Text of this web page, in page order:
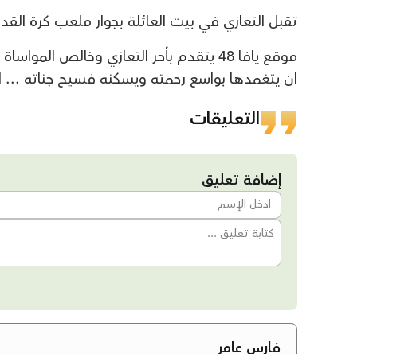
تقبل التعازي في بيت العائلة بجوار ملعب كرة
موقع يافا 48 يتقدم بأحر التعازي وخالص
ان يتغمدها بواسع رحمته ويسكنه فسيح جناته ...
التعليقات
إضافة تعليق
فارس عامر